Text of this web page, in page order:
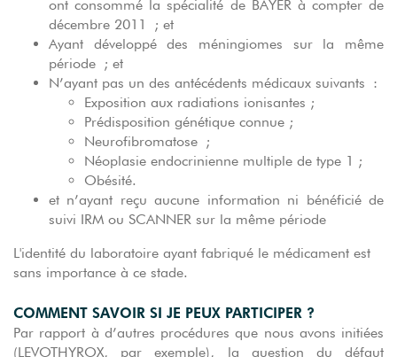
ont consommé la spécialité de BAYER à compter de
décembre 2011 ; et
Ayant développé des méningiomes sur la même
période ; et
N’ayant pas un des antécédents médicaux suivants :
Exposition aux radiations ionisantes ;
Prédisposition génétique connue ;
Neurofibromatose ;
Néoplasie endocrinienne multiple de type 1 ;
Obésité.
et n’ayant reçu aucune information ni bénéficié de
suivi IRM ou SCANNER sur la même période
L'identité du laboratoire ayant fabriqué le médicament est
sans importance à ce stade.
COMMENT SAVOIR SI JE PEUX PARTICIPER ?
Par rapport à d’autres procédures que nous avons initiées
(LEVOTHYROX, par exemple), la question du défaut